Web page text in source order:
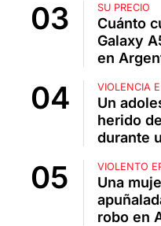
SU PRECIO
Cuánto
Galaxy
en
VIOLENCIA
Un
herido
durante
VIOLENTO
Una
robo en